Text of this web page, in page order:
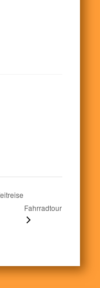
Fahrradtour